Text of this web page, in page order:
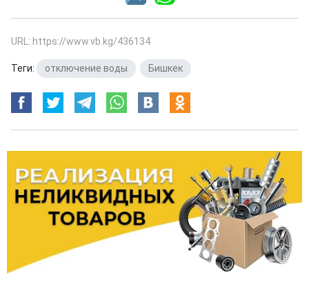
URL: https://www.vb.kg/436134
Теги: отключение воды Бишкек